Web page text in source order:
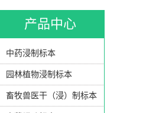
产品中心
中药浸制标本
园林植物浸制标本
畜牧兽医干（浸）制标本